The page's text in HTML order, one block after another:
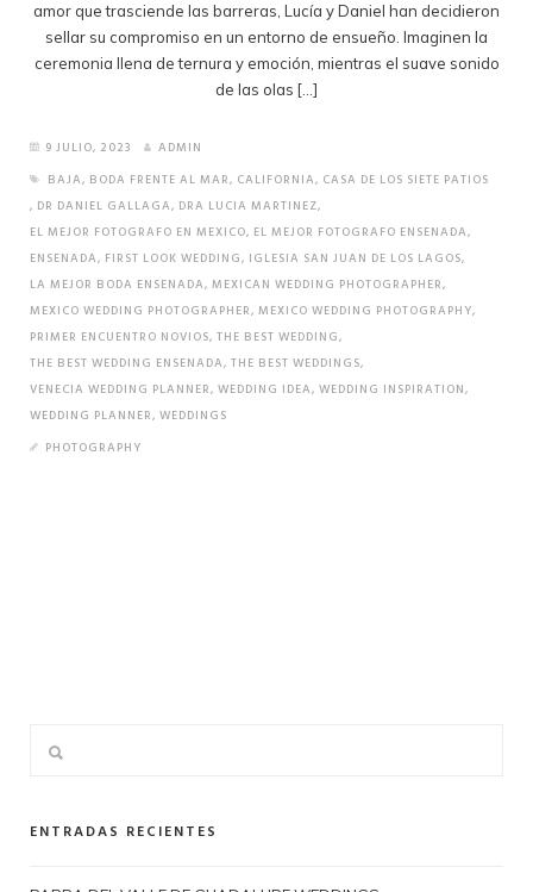
amor que trasciende las barreras, Lucía y Daniel han decidieron
sellar su compromiso en un entorno de ensueño. Imaginen la
ceremonia llena de ternura y emoción, mientras el suave sonido
de las olas […]
9 JULIO, 2023
ADMIN
BAJA, BODA FRENTE AL MAR, CALIFORNIA, CASA DE LOS SIETE PATIOS
, DR DANIEL GALLAGA, DRA LUCIA MARTINEZ,
EL MEJOR FOTOGRAFO EN MEXICO, EL MEJOR FOTOGRAFO ENSENADA,
ENSENADA, FIRST LOOK WEDDING, IGLESIA SAN JUAN DE LOS LAGOS,
LA MEJOR BODA ENSENADA, MEXICAN WEDDING PHOTOGRAPHER,
MEXICO WEDDING PHOTOGRAPHER, MEXICO WEDDING PHOTOGRAPHY,
PRIMER ENCUENTRO NOVIOS, THE BEST WEDDING,
THE BEST WEDDING ENSENADA, THE BEST WEDDINGS,
VENECIA WEDDING PLANNER, WEDDING IDEA, WEDDING INSPIRATION,
WEDDING PLANNER, WEDDINGS
PHOTOGRAPHY
ENTRADAS RECIENTES